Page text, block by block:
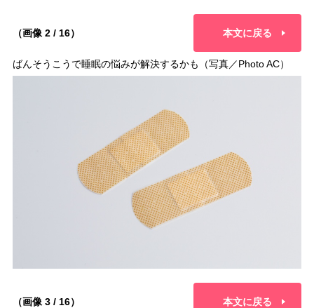
（画像 2 / 16） 本文に戻る
ばんそうこうで睡眠の悩みが解決するかも（写真／Photo AC）
（画像 3 / 16） 本文に戻る